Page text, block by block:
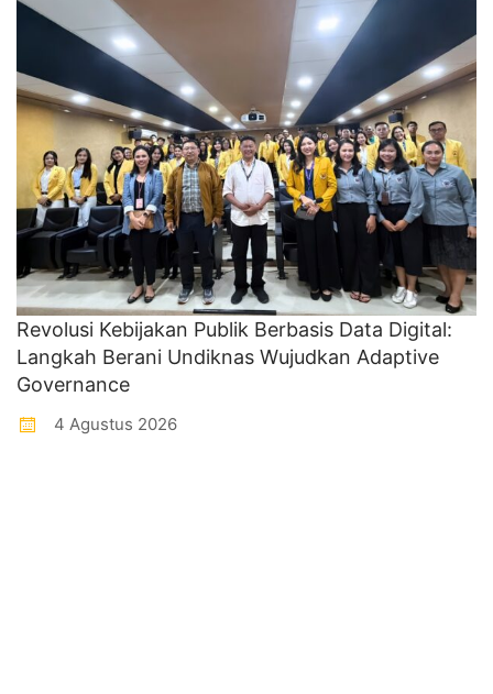
Revolusi Kebijakan Publik Berbasis Data Digital:
Langkah Berani Undiknas Wujudkan Adaptive
Governance
4 Agustus 2026